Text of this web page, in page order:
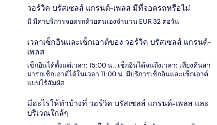
วอร์วิค บรัสเซลส์ แกรนด์-เพลส มีที่จอดรถหรือไม่
มี มีค่าบริการจอดรถด้วยตนเองจำนวน EUR 32 ต่อวัน
เวลาเช็กอินและเช็กเอาต์ของ วอร์วิค บรัสเซลส์ แกรนด์-
เพลส
เช็กอินได้ตั้งแต่เวลา: 15:00 น., เช็กอินได้จนถึงเวลา: เที่ยงคืนสา
มารถเช็กเอาต์ได้ในเวลา 11:00 น. มีบริการเช็กอินและเช็กเอาต์
แบบไร้สัมผัส
มีอะไรให้ทำบ้างที่ วอร์วิค บรัสเซลส์ แกรนด์-เพลส และ
บริเวณใกล้ๆ